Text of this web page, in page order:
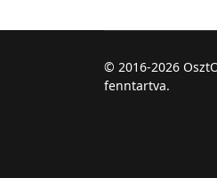
© 2016-2026
fenntartva.